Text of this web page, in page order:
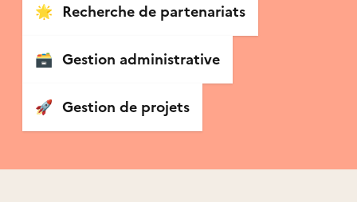
🌟 Recherche de partenariats
🗃 Gestion administrative
🚀 Gestion de projets